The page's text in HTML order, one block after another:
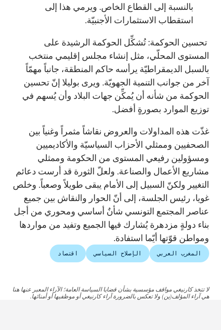
بالنسبة إلى القطاع الخاص. ويرمي هذا إلى
استقطاب الاستثمارات الأجنبيّة.
تحسين الحوكمة: تُشكِّل الحوكمة الرشيدة على
المستوى المحلّي، مثل إنشاء مجلس إقليمي منتخب
بالسبل الديمقراطيّة يرأسه حاكم المنطقة، جانباً مهمّاً
آخر من جوانب التنمية الجهويّة. ويرى بوليلا إنّ تحسين
الحوكمة من شأنه أن يُمكِّن جهات البلاد وأن يُسهم في
توزيع الموارد بصورةٍ أفضل.
غذّت هذه المداولات والعروض نقاشاً مثمراً وغنياً بين
الصحفيين وممثلي الأحزاب السياسيّة والأكاديميين
ومسؤولين رفيعي المستوى من الحكومة وممثلي
مشاريع الأعمال والصناعة. ولعلّ الثورة قد أرست دعائم
التغيير ولكنّ السبيل إلى الأمام يبقى طويلاً وصعباً. وخلص
غويا، رئيس الجلسة، إلى أنّ الحوار والنقاش بين جميع
عناصر المجتمع التونسي شأنٌ أساسي ومحوري من أجل
بناء دولةٍ مزدهرة يُشارك فيها الجميع وتفيد من مواردها
ومواطن قوّتها أيّما استفادة.
المغرب العربي الإصلاح السياسي اقتصاد
لا تتخذ كارنيغي مواقف مؤسسية بشأن قضايا السياسة العامة؛ الآراء المعبر عنها هنا
هي آراء المؤلف(ين) ولا تعكس بالضرورة آراء كارنيغي أو موظفيها أو أمنائها.